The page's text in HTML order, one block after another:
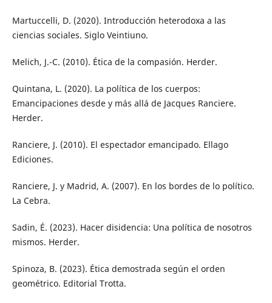
Martuccelli, D. (2020). Introducción heterodoxa a las
ciencias sociales. Siglo Veintiuno.
Melich, J.-C. (2010). Ética de la compasión. Herder.
Quintana, L. (2020). La política de los cuerpos:
Emancipaciones desde y más allá de Jacques Ranciere.
Herder.
Ranciere, J. (2010). El espectador emancipado. Ellago
Ediciones.
Ranciere, J. y Madrid, A. (2007). En los bordes de lo político.
La Cebra.
Sadin, É. (2023). Hacer disidencia: Una política de nosotros
mismos. Herder.
Spinoza, B. (2023). Ética demostrada según el orden
geométrico. Editorial Trotta.